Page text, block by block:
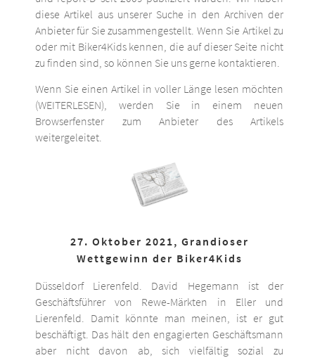
diese Artikel aus unserer Suche in den Archiven der
Anbieter für Sie zusammengestellt. Wenn Sie Artikel zu
oder mit Biker4Kids kennen, die auf dieser Seite nicht
zu finden sind, so können Sie uns gerne kontaktieren.
Wenn Sie einen Artikel in voller Länge lesen möchten
(WEITERLESEN), werden Sie in einem neuen
Browserfenster zum Anbieter des Artikels
weitergeleitet.
27. Oktober 2021, Grandioser
Wettgewinn der Biker4Kids
Düsseldorf Lierenfeld. David Hegemann ist der
Geschäftsführer von Rewe-Märkten in Eller und
Lierenfeld. Damit könnte man meinen, ist er gut
beschäftigt. Das hält den engagierten Geschäftsmann
aber nicht davon ab, sich vielfältig sozial zu